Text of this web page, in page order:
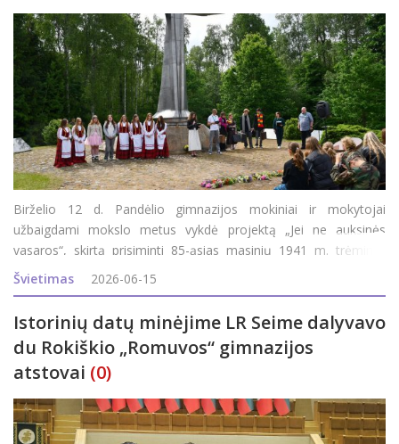
Birželio 12 d. Pandėlio gimnazijos mokiniai ir mokytojai
užbaigdami mokslo metus vykdė projektą „Jei ne auksinės
vasaros“, skirtą prisiminti 85-ąsias masinių 1941 m. trėmimų
metines. Į renginį atvyko A. Smetonos šaulių 5-osios rinktinės
501 kuopos jaunieji šauliai su vadova
Švietimas 2026-06-15
Istorinių datų minėjime LR Seime dalyvavo
du Rokiškio „Romuvos“ gimnazijos
atstovai (0)